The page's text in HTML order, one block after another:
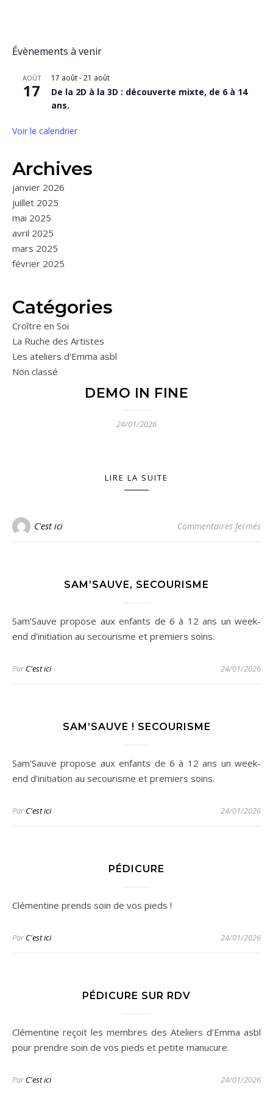
Évènements à venir
AOÛT
17
17 août-21 août
De la 2D à la 3D : découverte mixte, de 6 à 14
ans.
Voir le calendrier
Archives
janvier 2026
juillet 2025
mai 2025
avril 2025
mars 2025
février 2025
Catégories
Croître en Soi
La Ruche des Artistes
Les ateliers d'Emma asbl
Non classé
DEMO IN FINE
24/01/2026
LIRE LA SUITE
C'est ici Commentaires fermés
SAM’SAUVE, SECOURISME
Sam’Sauve propose aux enfants de 6 à 12 ans un week-
end d’initiation au secourisme et premiers soins.
ParC'est ici 24/01/2026
SAM’SAUVE ! SECOURISME
Sam’Sauve propose aux enfants de 6 à 12 ans un week-
end d’initiation au secourisme et premiers soins.
ParC'est ici 24/01/2026
PÉDICURE
Clémentine prends soin de vos pieds !
ParC'est ici 24/01/2026
PÉDICURE SUR RDV
Clémentine reçoit les membres des Ateliers d’Emma asbl
pour prendre soin de vos pieds et petite manucure.
ParC'est ici 24/01/2026